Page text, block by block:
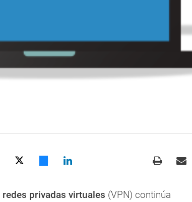
redes privadas virtuales (VPN) continúa